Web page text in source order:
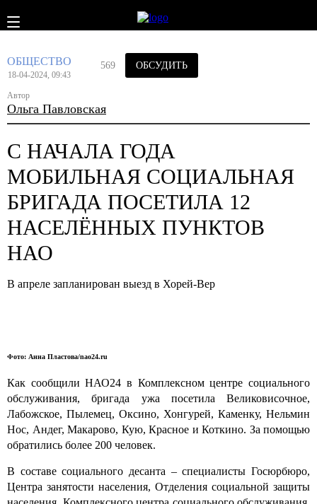
ОБЩЕСТВО
18-04-2024, 09:43
Автор
Ольга Павловская
569 ОБСУДИТЬ
С НАЧАЛА ГОДА
МОБИЛЬНАЯ СОЦИАЛЬНАЯ
БРИГАДА ПОСЕТИЛА 12
НАСЕЛЁННЫХ ПУНКТОВ
НАО
В апреле запланирован выезд в Хорей-Вер
Фото: Анна Пластова/nao24.ru
Как сообщили НАО24 в Комплексном центре социального
обслуживания, бригада ужа посетила Великовисочное,
Лабожское, Пылемец, Оксино, Хонгурей, Каменку, Нельмин
Нос, Андег, Макарово, Кую, Красное и Коткино. За помощью
обратились более 200 человек.
В составе социального десанта – специалисты Госюрбюро,
Центра занятости населения, Отделения социальной защиты